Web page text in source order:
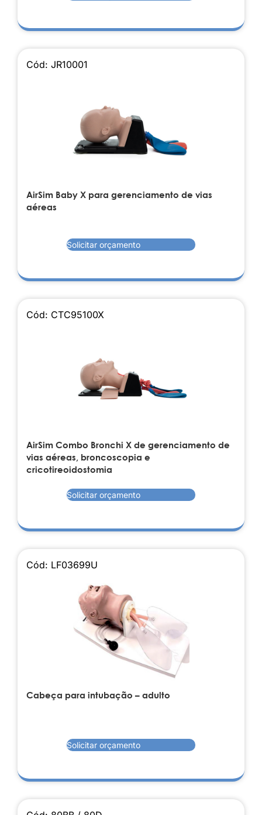
Cód: JR10001
AirSim Baby X para gerenciamento de vias
aéreas
Solicitar orçamento
Cód: CTC95100X
AirSim Combo Bronchi X de gerenciamento de
vias aéreas, broncoscopia e
cricotireoidostomia
Solicitar orçamento
Cód: LF03699U
Cabeça para intubação – adulto
Solicitar orçamento